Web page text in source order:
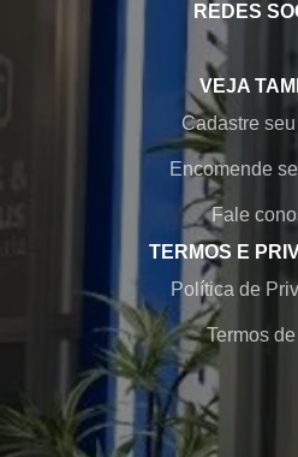
REDES
VEJA
Cadastre seu
Encomende
Fale
TERMOS E
Política de
Termos